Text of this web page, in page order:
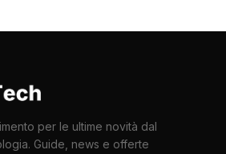
per le ultime novità dal
Guide, news e offerte